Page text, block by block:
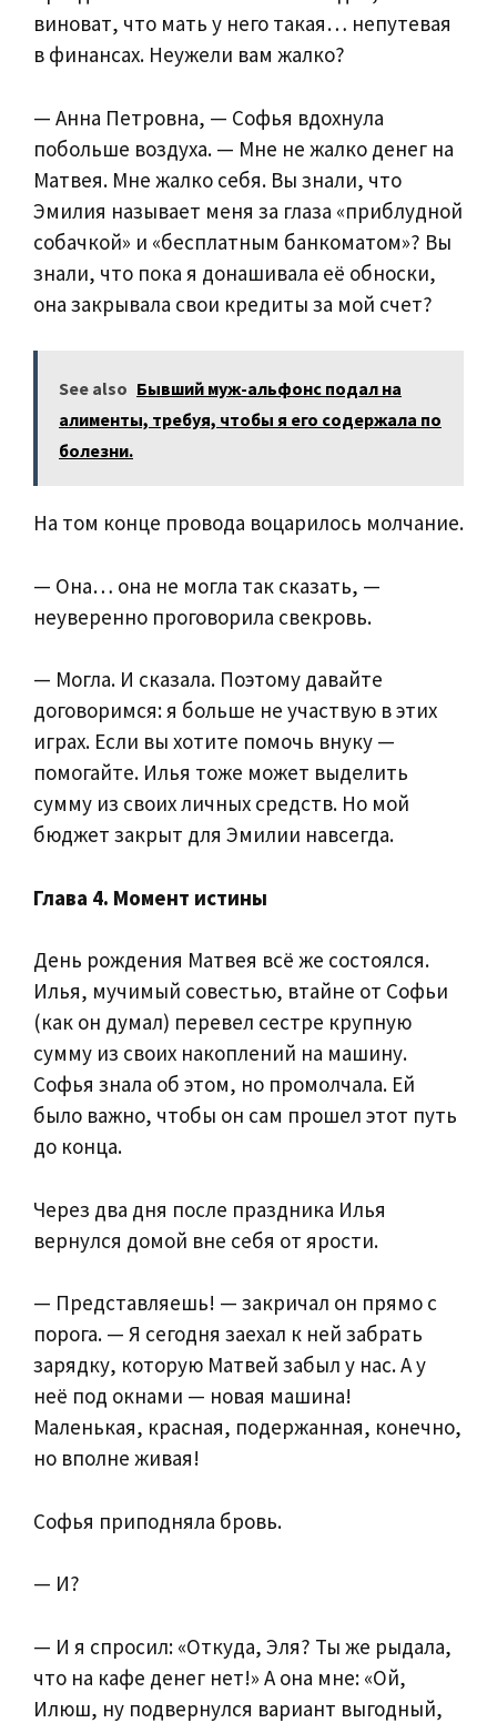
виноват, что мать у него такая… непутевая
в финансах. Неужели вам жалко?
— Анна Петровна, — Софья вдохнула
побольше воздуха. — Мне не жалко денег на
Матвея. Мне жалко себя. Вы знали, что
Эмилия называет меня за глаза «приблудной
собачкой» и «бесплатным банкоматом»? Вы
знали, что пока я донашивала её обноски,
она закрывала свои кредиты за мой счет?
See also Бывший муж-альфонс подал на
алименты, требуя, чтобы я его содержала по
болезни.
На том конце провода воцарилось молчание.
— Она… она не могла так сказать, —
неуверенно проговорила свекровь.
— Могла. И сказала. Поэтому давайте
договоримся: я больше не участвую в этих
играх. Если вы хотите помочь внуку —
помогайте. Илья тоже может выделить
сумму из своих личных средств. Но мой
бюджет закрыт для Эмилии навсегда.
Глава 4. Момент истины
День рождения Матвея всё же состоялся.
Илья, мучимый совестью, втайне от Софьи
(как он думал) перевел сестре крупную
сумму из своих накоплений на машину.
Софья знала об этом, но промолчала. Ей
было важно, чтобы он сам прошел этот путь
до конца.
Через два дня после праздника Илья
вернулся домой вне себя от ярости.
— Представляешь! — закричал он прямо с
порога. — Я сегодня заехал к ней забрать
зарядку, которую Матвей забыл у нас. А у
неё под окнами — новая машина!
Маленькая, красная, подержанная, конечно,
но вполне живая!
Софья приподняла бровь.
— И?
— И я спросил: «Откуда, Эля? Ты же рыдала,
что на кафе денег нет!» А она мне: «Ой,
Илюш, ну подвернулся вариант выгодный,